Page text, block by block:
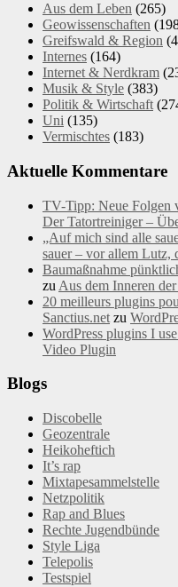
Aus dem Leben (265)
Geowissenschaften
Greifswald & Region
Internes (164)
Internet & Nerdkram
Musik & Style (383)
Politik & Wirtschaft
Uni (135)
Vermischtes (183)
Aktuelle Kommentare
TV-Tipp: Neue Folgen
Der Tatortreiniger –
„Auf mich sind alle
sauer – vor allem Lutz,
Baumaßnahme
zu Aus dem Inneren
20 meilleurs plugins
Sanctius.net zu
WordPress plugins I
Video Plugin
Blogs
Discobelle
Geozentrale
Heikoheftich
It’s rap
Mixtapesammelstelle
Netzpolitik
Rap and Blues
Rechte Jugendbünde
Style Liga
Telepolis
Testspiel